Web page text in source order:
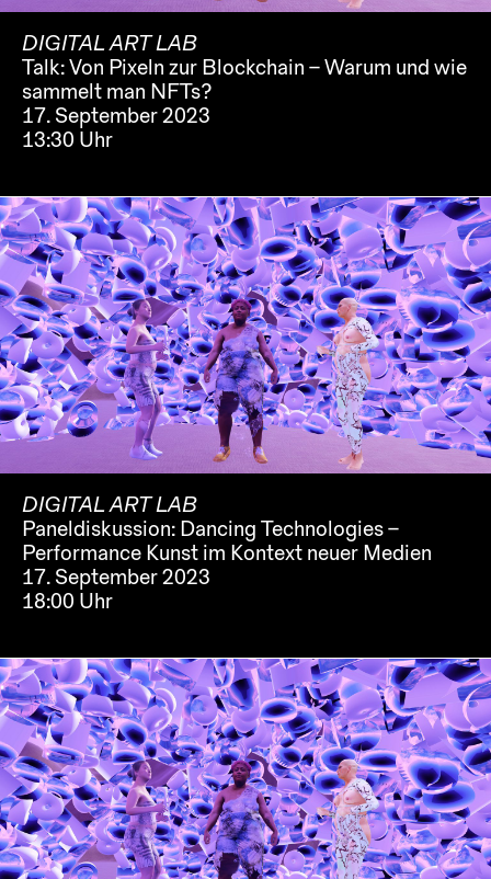
DIGITAL ART LAB
Talk: Von Pixeln zur Blockchain – Warum und wie
sammelt man NFTs?
17. September 2023
13:30 Uhr
DIGITAL ART LAB
Paneldiskussion: Dancing Technologies –
Performance Kunst im Kontext neuer Medien
17. September 2023
18:00 Uhr